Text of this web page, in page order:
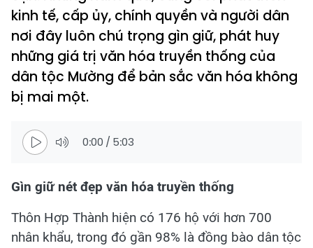
kinh tế, cấp ủy, chính quyền và người dân
nơi đây luôn chú trọng gìn giữ, phát huy
những giá trị văn hóa truyền thống của
dân tộc Mường để bản sắc văn hóa không
bị mai một.
0:00 / 5:03
Gìn giữ nét đẹp văn hóa truyền thống
Thôn Hợp Thành hiện có 176 hộ với hơn 700
nhân khẩu, trong đó gần 98% là đồng bào dân tộc